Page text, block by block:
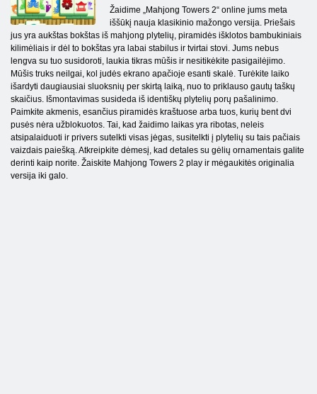
Žaidime „Mahjong Towers 2“ online jums meta
iššūkį nauja klasikinio mažongo versija. Priešais
jus yra aukštas bokštas iš mahjong plytelių, piramidės išklotos bambukiniais
kilimėliais ir dėl to bokštas yra labai stabilus ir tvirtai stovi. Jums nebus
lengva su tuo susidoroti, laukia tikras mūšis ir nesitikėkite pasigailėjimo.
Mūšis truks neilgai, kol judės ekrano apačioje esanti skalė. Turėkite laiko
išardyti daugiausiai sluoksnių per skirtą laiką, nuo to priklauso gautų taškų
skaičius. Išmontavimas susideda iš identiškų plytelių porų pašalinimo.
Paimkite akmenis, esančius piramidės kraštuose arba tuos, kurių bent dvi
pusės nėra užblokuotos. Tai, kad žaidimo laikas yra ribotas, neleis
atsipalaiduoti ir privers sutelkti visas jėgas, susitelkti į plytelių su tais pačiais
vaizdais paiešką. Atkreipkite dėmesį, kad detales su gėlių ornamentais galite
derinti kaip norite. Žaiskite Mahjong Towers 2 play ir mėgaukitės originalia
versija iki galo.